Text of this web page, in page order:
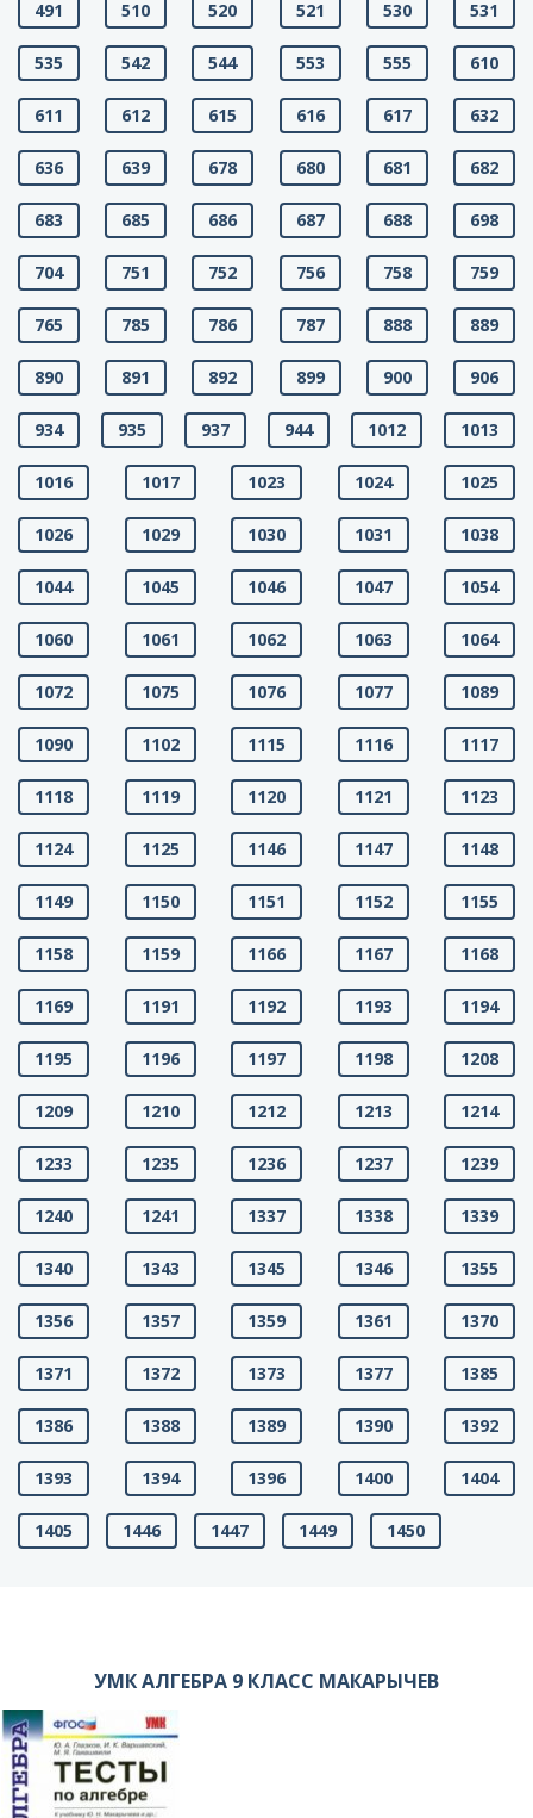
491 510 520 521 530 531
535 542 544 553 555 610
611 612 615 616 617 632
636 639 678 680 681 682
683 685 686 687 688 698
704 751 752 756 758 759
765 785 786 787 888 889
890 891 892 899 900 906
934 935 937 944 1012 1013
1016 1017 1023 1024 1025
1026 1029 1030 1031 1038
1044 1045 1046 1047 1054
1060 1061 1062 1063 1064
1072 1075 1076 1077 1089
1090 1102 1115 1116 1117
1118 1119 1120 1121 1123
1124 1125 1146 1147 1148
1149 1150 1151 1152 1155
1158 1159 1166 1167 1168
1169 1191 1192 1193 1194
1195 1196 1197 1198 1208
1209 1210 1212 1213 1214
1233 1235 1236 1237 1239
1240 1241 1337 1338 1339
1340 1343 1345 1346 1355
1356 1357 1359 1361 1370
1371 1372 1373 1377 1385
1386 1388 1389 1390 1392
1393 1394 1396 1400 1404
1405 1446 1447 1449 1450
УМК АЛГЕБРА 9 КЛАСС МАКАРЫЧЕВ